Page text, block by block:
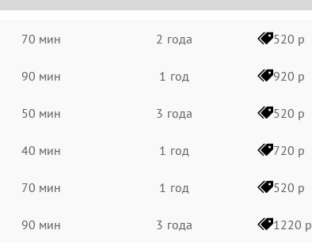
70 мин 2 года 520 р
90 мин 1 год 920 р
50 мин 3 года 520 р
40 мин 1 год 720 р
70 мин 1 год 520 р
90 мин 3 года 1220 р